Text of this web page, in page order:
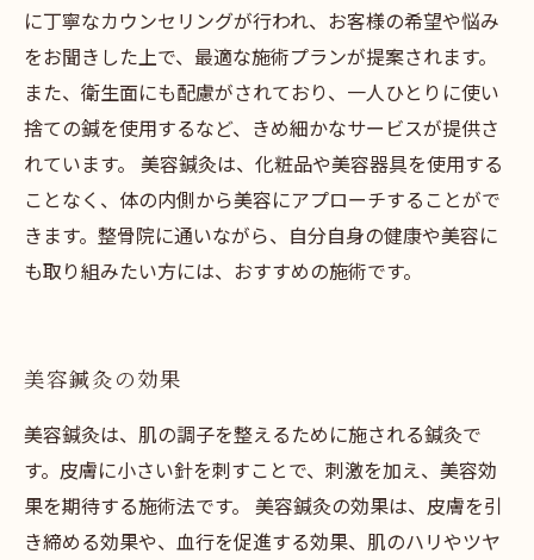
に丁寧なカウンセリングが行われ、お客様の希望や悩み
をお聞きした上で、最適な施術プランが提案されます。
また、衛生面にも配慮がされており、一人ひとりに使い
捨ての鍼を使用するなど、きめ細かなサービスが提供さ
れています。 美容鍼灸は、化粧品や美容器具を使用する
ことなく、体の内側から美容にアプローチすることがで
きます。整骨院に通いながら、自分自身の健康や美容に
も取り組みたい方には、おすすめの施術です。
美容鍼灸の効果
美容鍼灸は、肌の調子を整えるために施される鍼灸で
す。皮膚に小さい針を刺すことで、刺激を加え、美容効
果を期待する施術法です。 美容鍼灸の効果は、皮膚を引
き締める効果や、血行を促進する効果、肌のハリやツヤ